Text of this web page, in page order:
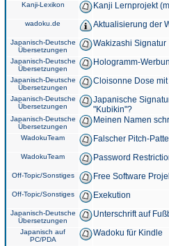
Kanji-Lexikon Kanji Lernprojekt
wadoku.de Aktualisierung der
Japanisch-Deutsche
Übersetzungen
Wakizashi Signatur
Japanisch-Deutsche
Übersetzungen
Hologramm-
Japanisch-Deutsche
Übersetzungen
Cloisonne Dose
Japanisch-Deutsche
Übersetzungen
Japanische
"Kubikin"?
Japanisch-Deutsche
Übersetzungen
Meinen Namen
WadokuTeam Falscher Pitch-
WadokuTeam Password
Off-Topic/Sonstiges Free Software
Off-Topic/Sonstiges Exekution
Japanisch-Deutsche
Übersetzungen
Unterschrift auf
Japanisch auf
PC/PDA
Wadoku für Kindle